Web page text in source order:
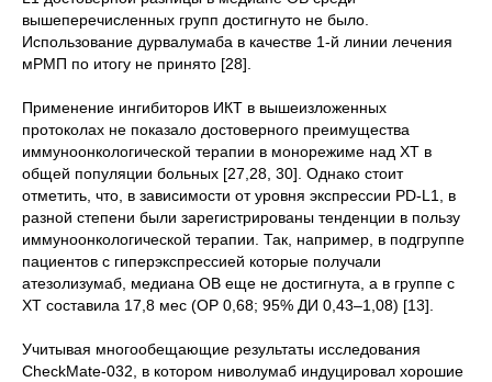
вышеперечисленных групп достигнуто не было.
Использование дурвалумаба в качестве 1-й линии лечения
мРМП по итогу не принято [28].
Применение ингибиторов ИКТ в вышеизложенных
протоколах не показало достоверного преимущества
иммуноонкологической терапии в монорежиме над ХТ в
общей популяции больных [27,28, 30]. Однако стоит
отметить, что, в зависимости от уровня экспрессии PD-L1, в
разной степени были зарегистрированы тенденции в пользу
иммуноонкологической терапии. Так, например, в подгруппе
пациентов с гиперэкспрессией которые получали
атезолизумаб, медиана ОВ еще не достигнута, а в группе с
ХТ составила 17,8 мес (ОР 0,68; 95% ДИ 0,43–1,08) [13].
Учитывая многообещающие результаты исследования
CheckMate-032, в котором ниволумаб индуцировал хорошие